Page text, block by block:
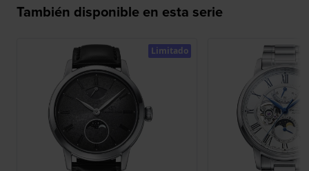
También disponible en esta serie
Limitado